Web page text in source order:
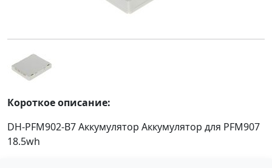
Короткое описание:
DH-PFM902-B7 Аккумулятор Аккумулятор для PFM907
18.5wh